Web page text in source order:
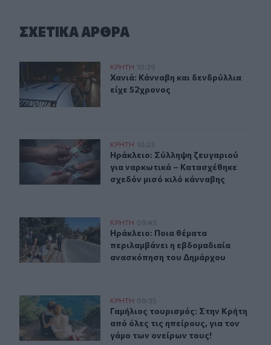
ΣΧΕΤΙΚA AΡΘΡΑ
Χανιά: Κάνναβη και δενδρύλλια είχε 52χρονος
ΚΡΗΤΗ 10:39
Χανιά: Κάνναβη και δενδρύλλια
Χανιά: Κάνναβη και δενδρύλλια
είχε 52χρονος
Ηράκλειο: Σύλληψη ζευγαριού για ναρκωτικά –
ΚΡΗΤΗ 10:23
Ηράκλειο: Σύλληψη ζευγαριού για
Ηράκλειο: Σύλληψη ζευγαριού
για ναρκωτικά – Κατασχέθηκε
σχεδόν μισό κιλό κάνναβης
Ηράκλειο: Ποια θέματα περιλαμβάνει η εβδομαδιαία
ΚΡΗΤΗ 09:43
Ηράκλειο: Ποια θέματα
Ηράκλειο: Ποια θέματα
περιλαμβάνει η εβδομαδιαία
ανασκόπηση του Δημάρχου
Γαμήλιος τουρισμός: Στην Κρήτη από όλες τις
ΚΡΗΤΗ 09:35
Γαμήλιος τουρισμός: Στην Κρήτη
Γαμήλιος τουρισμός: Στην Κρήτη
από όλες τις ηπείρους, για τον
γάμο των ονείρων τους!